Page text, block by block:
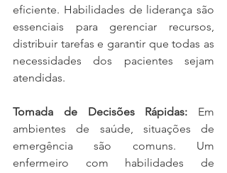
eficiente. Habilidades de liderança são
essenciais para gerenciar recursos,
distribuir tarefas e garantir que todas as
necessidades dos pacientes sejam
atendidas.
Tomada de Decisões Rápidas: Em
ambientes de saúde, situações de
emergência são comuns. Um
enfermeiro com habilidades de